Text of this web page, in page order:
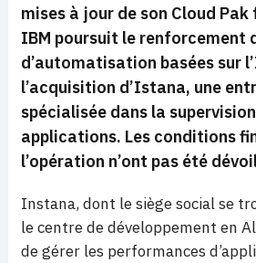
mises à jour de son Cloud
IBM poursuit le renforcement
d’automatisation basées sur
l’acquisition d’Istana, une
spécialisée dans la
applications. Les conditions
l’opération n’ont pas été
Instana, dont le siège social se
le centre de développement en
de gérer les performances